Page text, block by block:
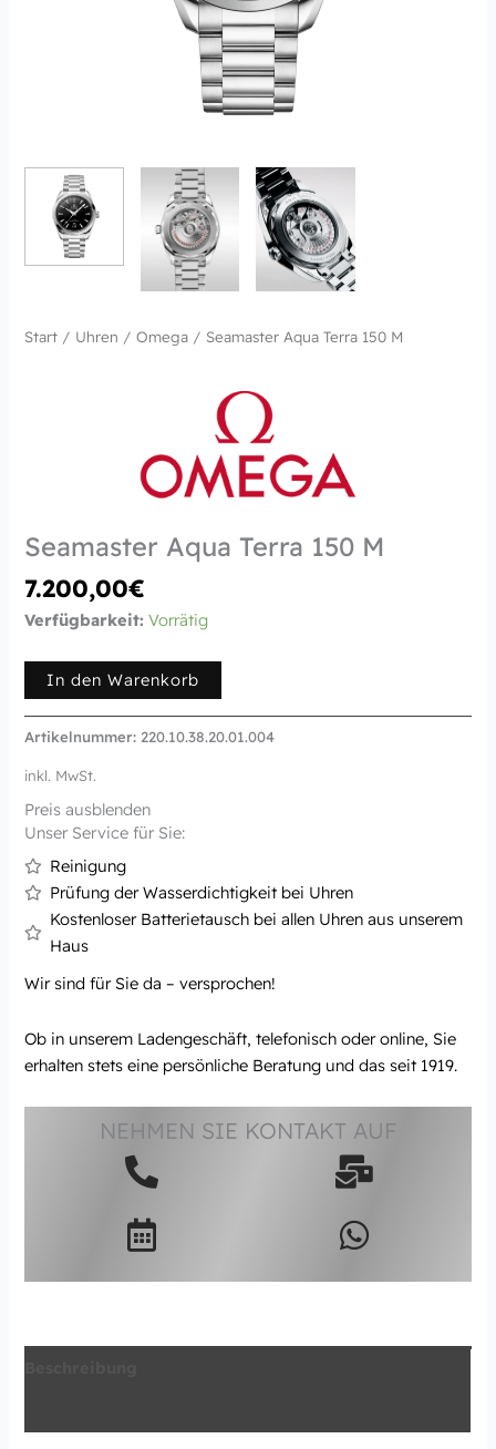
Start / Uhren /Omega / Seamaster Aqua Terra 150 M
Seamaster Aqua Terra 150 M
7.200,00€
Verfügbarkeit: Vorrätig
In den Warenkorb
Artikelnummer: 220.10.38.20.01.004
inkl. MwSt.
Preis ausblenden
Unser Service für Sie:
Reinigung
Prüfung der Wasserdichtigkeit bei Uhren
Kostenloser Batterietausch bei allen Uhren aus unserem
Haus
Wir sind für Sie da – versprochen!
Ob in unserem Ladengeschäft, telefonisch oder online, Sie
erhalten stets eine persönliche Beratung und das seit 1919.
NEHMEN SIE KONTAKT AUF